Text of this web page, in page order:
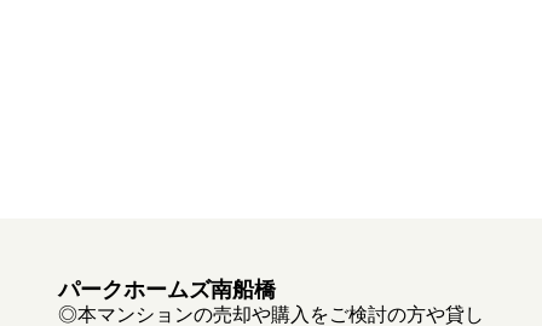
パークホームズ南船橋
◎本マンションの売却や購入をご検討の方や貸し